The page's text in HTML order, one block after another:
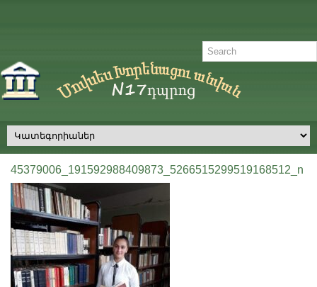
45379006_191592988409873_5266515299519168512_n